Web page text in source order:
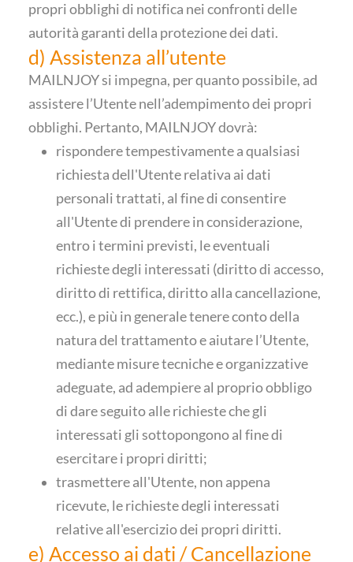
propri obblighi di notifica nei confronti delle
autorità garanti della protezione dei dati.
d) Assistenza all’utente
MAILNJOY si impegna, per quanto possibile, ad
assistere l’Utente nell’adempimento dei propri
obblighi. Pertanto, MAILNJOY dovrà:
rispondere tempestivamente a qualsiasi
richiesta dell'Utente relativa ai dati
personali trattati, al fine di consentire
all'Utente di prendere in considerazione,
entro i termini previsti, le eventuali
richieste degli interessati (diritto di accesso,
diritto di rettifica, diritto alla cancellazione,
ecc.), e più in generale tenere conto della
natura del trattamento e aiutare l’Utente,
mediante misure tecniche e organizzative
adeguate, ad adempiere al proprio obbligo
di dare seguito alle richieste che gli
interessati gli sottopongono al fine di
esercitare i propri diritti;
trasmettere all'Utente, non appena
ricevute, le richieste degli interessati
relative all'esercizio dei propri diritti.
e) Accesso ai dati / Cancellazione